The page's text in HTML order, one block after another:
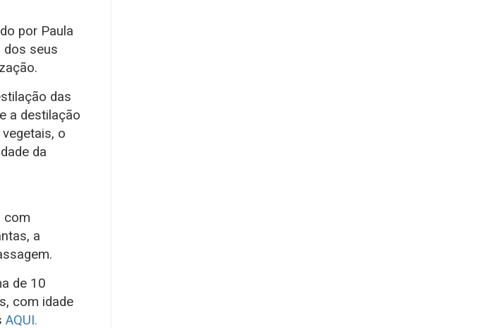
por Paula
dos seus
das
a destilação
o
da
com
a
de 10
com idade
AQUI.